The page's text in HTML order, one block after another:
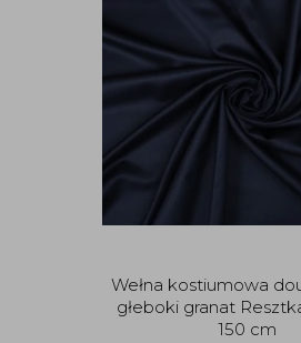
Wełna kostiumowa
głeboki granat
150 cm